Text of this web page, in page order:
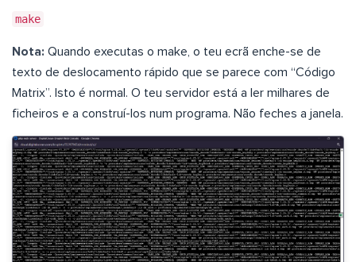
make
Nota: Quando executas o make, o teu ecrã enche-se de
texto de deslocamento rápido que se parece com “Código
Matrix”. Isto é normal. O teu servidor está a ler milhares de
ficheiros e a construí-los num programa. Não feches a janela.